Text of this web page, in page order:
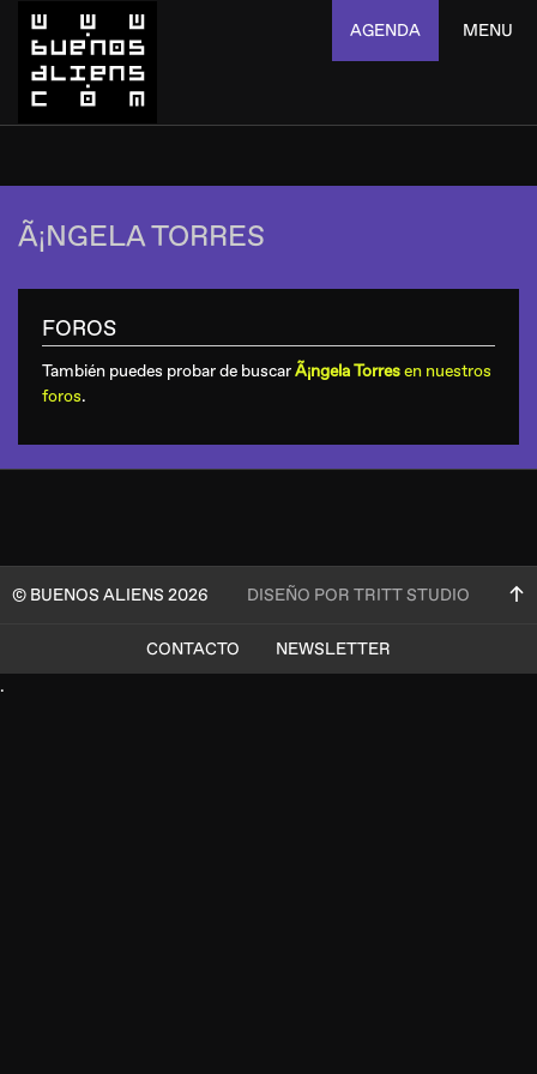
AGENDA MENU
Ã¡NGELA TORRES
FOROS
También puedes probar de buscarÃ¡ngela Torresen nuestros
foros.
© BUENOS ALIENS 2026 DISEÑO POR TRITT STUDIO
CONTACTO
NEWSLETTER
.